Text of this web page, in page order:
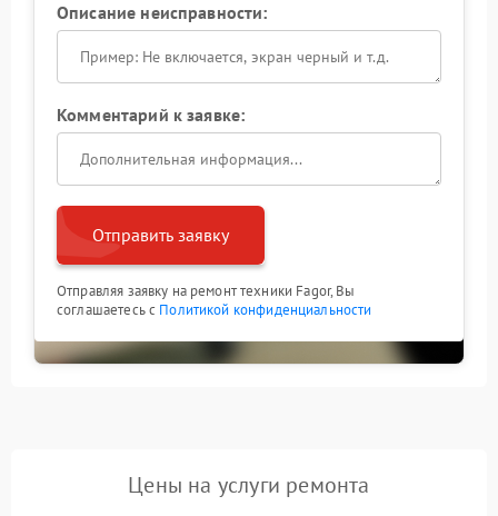
Описание неисправности:
Комментарий к заявке:
Отправить заявку
Отправляя заявку на ремонт техники Fagor, Вы
соглашаетесь с Политикой конфиденциальности
Цены на услуги ремонта